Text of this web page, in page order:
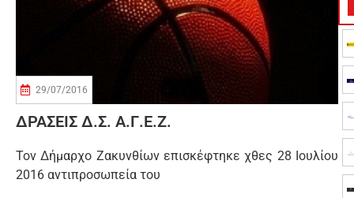
29/07/2016
ΔΡΑΣΕΙΣ Δ.Σ. Α.Γ.Ε.Ζ.
Τον Δήμαρχο Ζακυνθίων επισκέφτηκε χθες 28 Ιουλίου
2016 αντιπροσωπεία του